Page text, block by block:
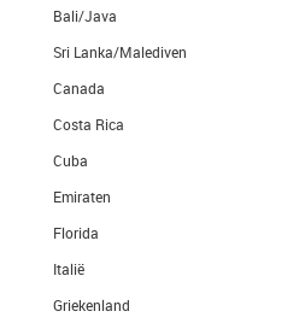
Bali/Java
Sri Lanka/Malediven
Canada
Costa Rica
Cuba
Emiraten
Florida
Italië
Griekenland